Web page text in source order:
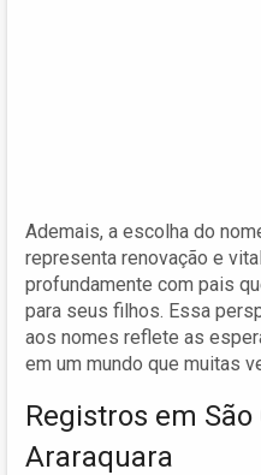
Ademais, a escolha do
representa renovação e
profundamente com pais
para seus filhos. Essa
aos nomes reflete as
em um mundo que muitas
Registros em São
Araraquara